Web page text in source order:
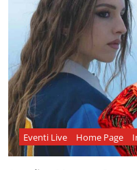
Eventi Live Home Page